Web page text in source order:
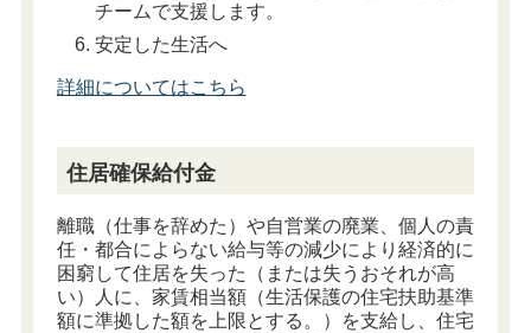
チームで支援します。
安定した生活へ
詳細についてはこちら
住居確保給付金
離職（仕事を辞めた）や自営業の廃業、個人の責
任・都合によらない給与等の減少により経済的に
困窮して住居を失った（または失うおそれが高
い）人に、家賃相当額（生活保護の住宅扶助基準
額に準拠した額を上限とする。）を支給し、住宅